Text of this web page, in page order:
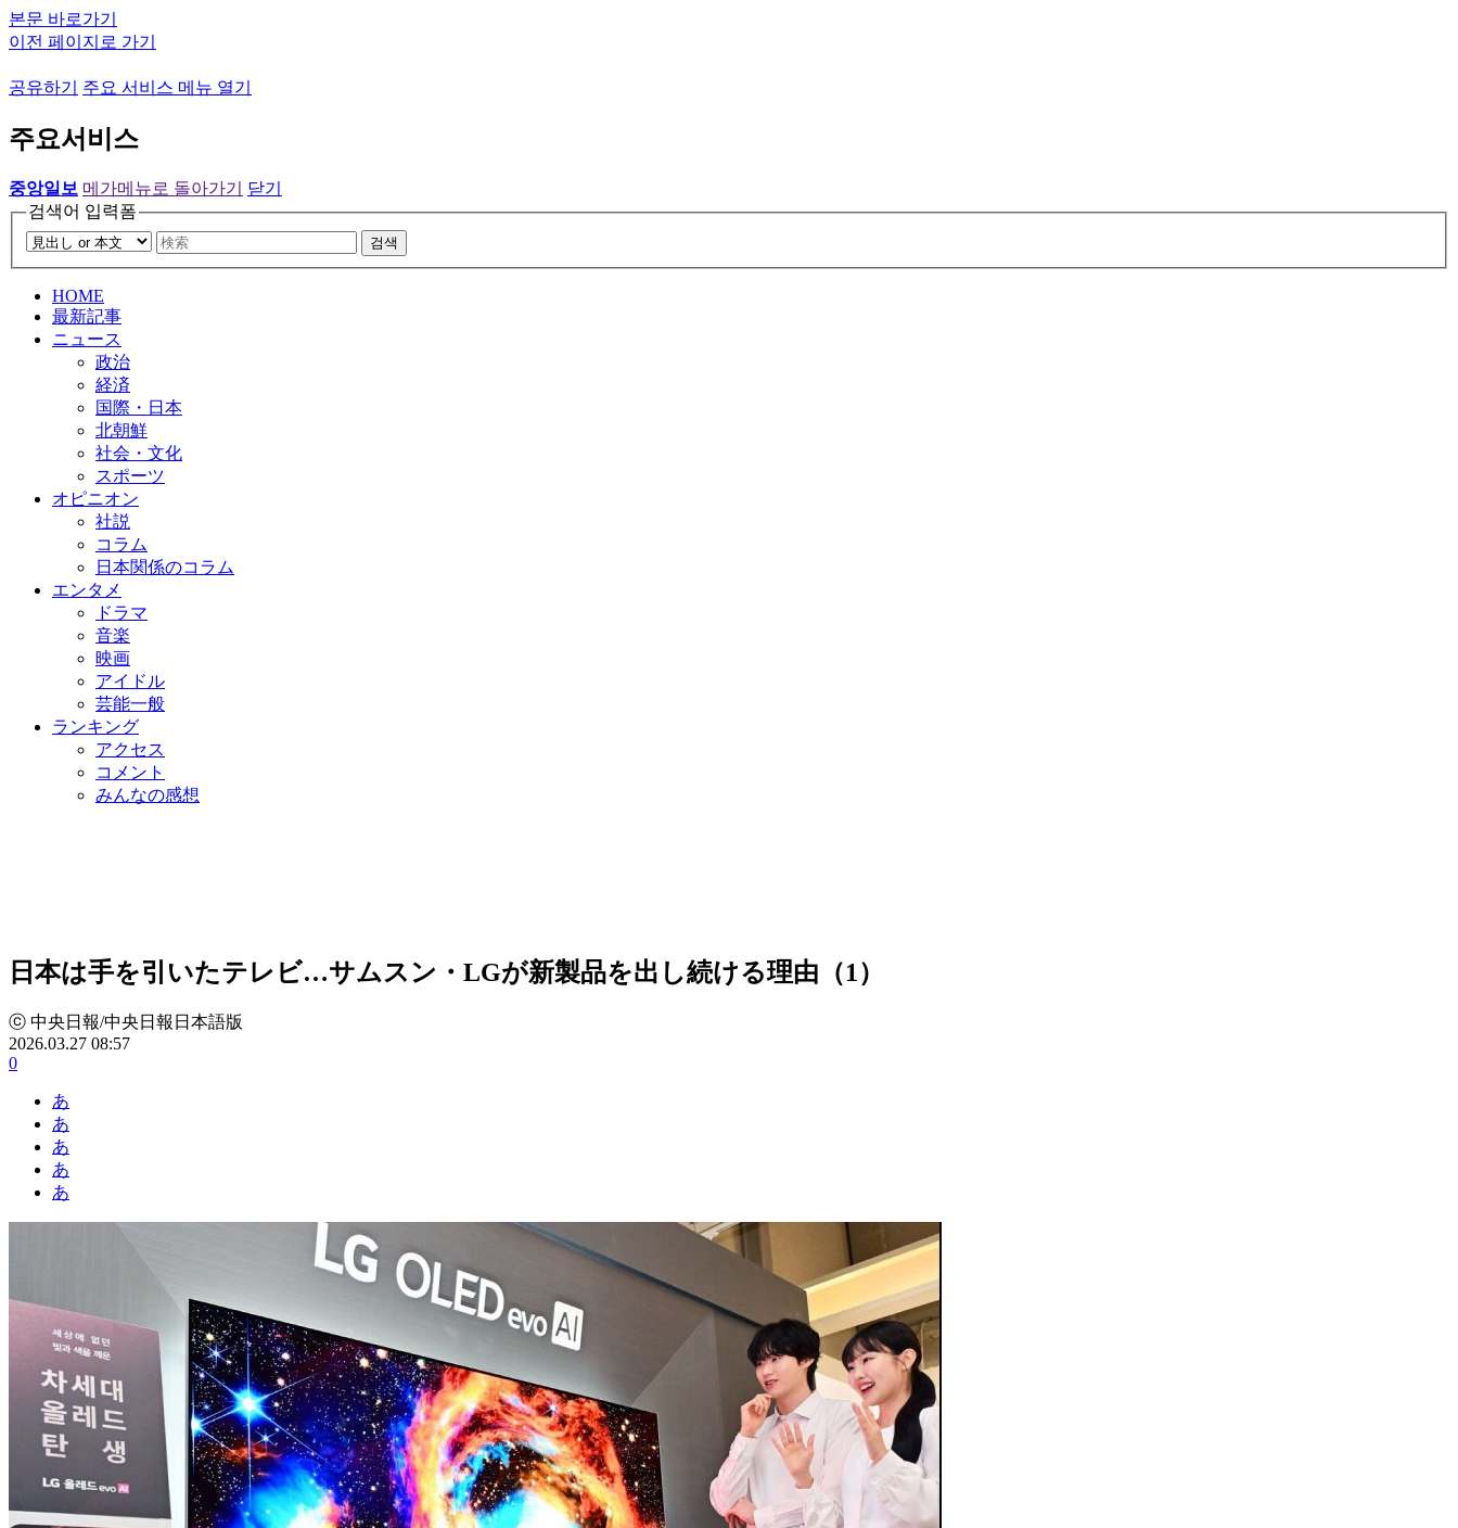
본문 바로가기
이전 페이지로 가기
공유하기 주요 서비스 메뉴 열기
주요서비스
중앙일보 메가메뉴로 돌아가기
닫기
검색어 입력폼
검색
HOME
最新記事
ニュース
政治
経済
国際・日本
北朝鮮
社会・文化
スポーツ
オピニオン
社説
コラム
日本関係のコラム
エンタメ
ドラマ
音楽
映画
アイドル
芸能一般
ランキング
アクセス
コメント
みんなの感想
日本は手を引いたテレビ…サムスン・LGが新製品を出し続ける理由（1）
ⓒ 中央日報/中央日報日本語版
2026.03.27 08:57
0
あ
あ
あ
あ
あ